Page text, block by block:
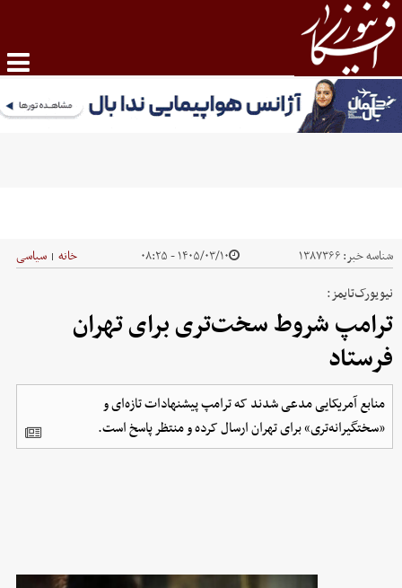
شناسه خبر:۱۳۸۷۳۶۶ ۱۴۰۵/۰۳/۱۰ - ۰۸:۲۵ خانه | سیاسی
نیویورک‌تایمز:
ترامپ شروط سخت‌تری برای تهران
فرستاد
منابع آمریکایی مدعی شدند که ترامپ پیشنهادات تازه‌ای و
«سختگیرانه‌تری» برای تهران ارسال کرده و منتظر پاسخ است.